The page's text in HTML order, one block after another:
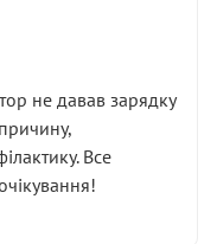
реальної
Після
повернули, що
скрип у гальмах
оплачена
не давав зарядку
Все